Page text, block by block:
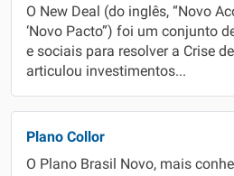
O New Deal (do inglês, “Novo
‘Novo Pacto”) foi um conjunto
e sociais para resolver a Crise
articulou investimentos...
Plano Collor
O Plano Brasil Novo, mais